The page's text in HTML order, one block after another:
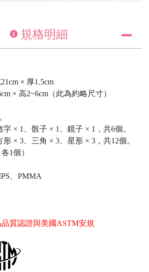
規格明細
× 厚1.5cm
× 高2~6cm（此為約略尺寸）
× 1、骰子 × 1、鏡子 × 1，共6個。
× 3、三角 × 3、星形 × 3，共12個。
1個）
、PMMA
質認證與美國ASTM安規